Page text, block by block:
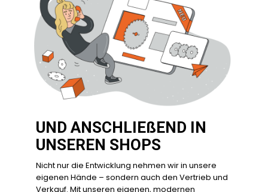
UND ANSCHLIEßEND IN
UNSEREN SHOPS
Nicht nur die Entwicklung nehmen wir in unsere
eigenen Hände – sondern auch den Vertrieb und
Verkauf. Mit unseren eigenen, modernen